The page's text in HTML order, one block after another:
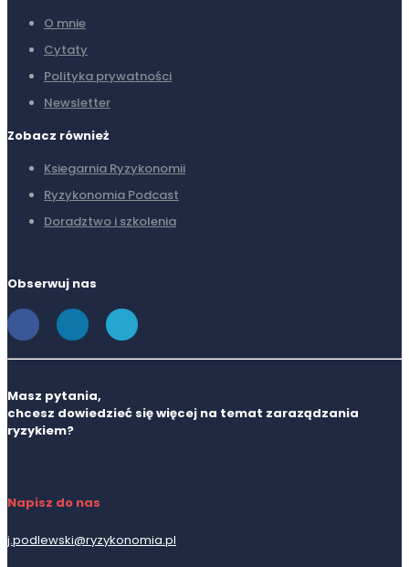
O mnie
Cytaty
Polityka prywatności
Newsletter
Zobacz również
Ksiegarnia Ryzykonomii
Ryzykonomia Podcast
Doradztwo i szkolenia
Obserwuj nas
Masz pytania,
chcesz dowiedzieć się więcej na temat zaraządzania
ryzykiem?
Napisz do nas
j.podlewski@ryzykonomia.pl